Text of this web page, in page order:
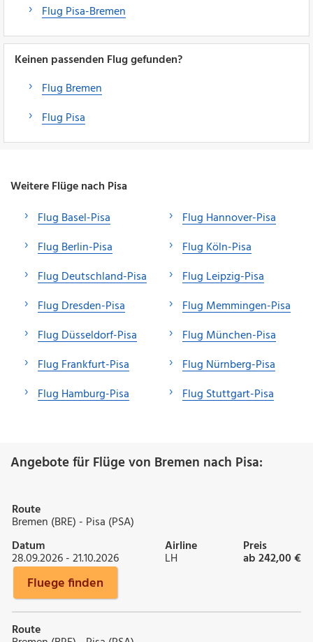
Flug Pisa-Bremen
Keinen passenden Flug gefunden?
Flug Bremen
Flug Pisa
Weitere Flüge nach Pisa
Flug Basel-Pisa
Flug Berlin-Pisa
Flug Deutschland-Pisa
Flug Dresden-Pisa
Flug Düsseldorf-Pisa
Flug Frankfurt-Pisa
Flug Hamburg-Pisa
Flug Hannover-Pisa
Flug Köln-Pisa
Flug Leipzig-Pisa
Flug Memmingen-Pisa
Flug München-Pisa
Flug Nürnberg-Pisa
Flug Stuttgart-Pisa
Angebote für Flüge von Bremen nach Pisa:
Route
Bremen (BRE) - Pisa (PSA)
Datum
28.09.2026 - 21.10.2026
Airline
LH
Preis
ab 242,00 €
Fluege finden
Route